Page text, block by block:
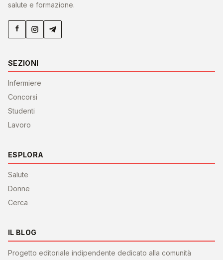
salute e formazione.
SEZIONI
Infermiere
Concorsi
Studenti
Lavoro
ESPLORA
Salute
Donne
Cerca
IL BLOG
Progetto editoriale indipendente dedicato alla comunità